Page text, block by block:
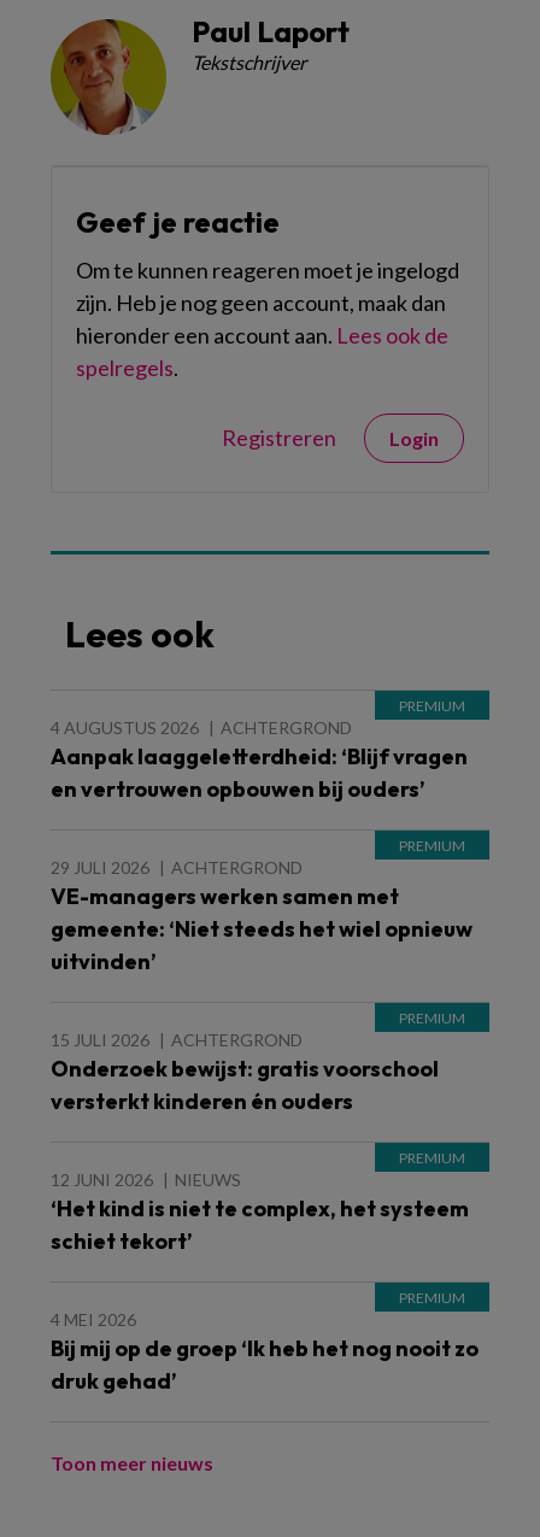
Paul Laport
Tekstschrijver
Geef je reactie
Om te kunnen reageren moet je ingelogd
zijn. Heb je nog geen account, maak dan
hieronder een account aan. Lees ook de
spelregels.
Registreren Login
Lees ook
4 AUGUSTUS 2026 ACHTERGROND
Aanpak laaggeletterdheid: ‘Blijf vragen
en vertrouwen opbouwen bij ouders’
29 JULI 2026 ACHTERGROND
VE-managers werken samen met
gemeente: ‘Niet steeds het wiel opnieuw
uitvinden’
15 JULI 2026 ACHTERGROND
Onderzoek bewijst: gratis voorschool
versterkt kinderen én ouders
12 JUNI 2026 NIEUWS
‘Het kind is niet te complex, het systeem
schiet tekort’
4 MEI 2026
Bij mij op de groep ‘Ik heb het nog nooit zo
druk gehad’
Toon meer nieuws